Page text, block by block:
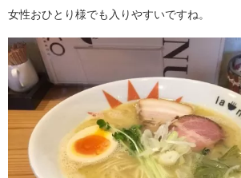
女性おひとり様でも入りやすいですね。